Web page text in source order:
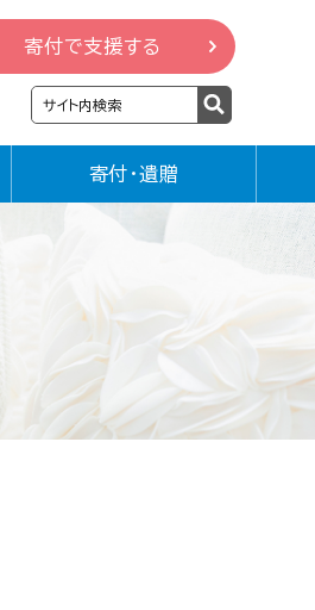
寄付で支援する
寄付・遺贈